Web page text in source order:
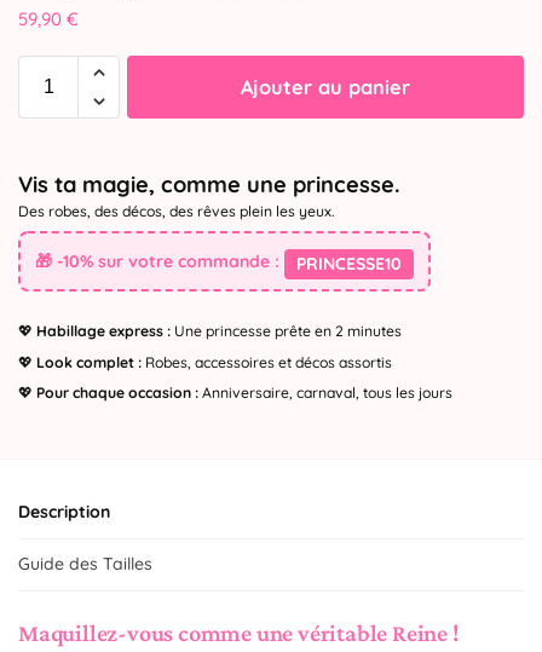
59,90 €
Ajouter au panier
Vis ta magie, comme une princesse.
Des robes, des décos, des rêves plein les yeux.
🎁 -10% sur votre commande : PRINCESSE10
💖 Habillage express : Une princesse prête en 2 minutes
💖 Look complet : Robes, accessoires et décos assortis
💖 Pour chaque occasion : Anniversaire, carnaval, tous les jours
Description
Guide des Tailles
Maquillez-vous comme une véritable Reine !